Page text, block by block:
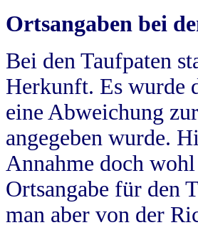
Ortsangaben bei
Bei den Taufpaten
Herkunft. Es wurde
eine Abweichung
angegeben wurde.
Annahme doch
Ortsangabe für den
man aber von der